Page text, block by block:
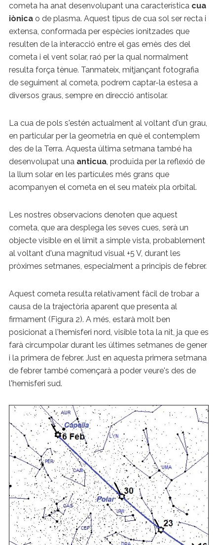
cometa ha anat desenvolupant una característica cua
iònicao de plasma. Aquest tipus de cua sol ser recta i
extensa, conformada per espècies ionitzades que
resulten de la interacció entre el gas emès des del
cometa i el vent solar, raó per la qual normalment
resulta força tènue. Tanmateix, mitjançant fotografia
de seguiment al cometa, podrem captar-la estesa a
diversos graus, sempre en direcció antisolar.
La cua de pols s'estén actualment al voltant d'un grau,
en particular per la geometria en què el contemplem
des de la Terra. Aquesta última setmana també ha
desenvolupat una anticua, produïda per la reflexió de
la llum solar en les partícules més grans que
acompanyen el cometa en el seu mateix pla orbital.
Les nostres observacions denoten que aquest
cometa, que ara desplega les seves cues, serà un
objecte visible en el límit a simple vista, probablement
al voltant d'una magnitud visual +5 V, durant les
pròximes setmanes, especialment a principis de febrer.
Aquest cometa resulta relativament fàcil de trobar a
causa de la trajectòria aparent que presenta al
firmament (Figura 2). A més, estarà molt ben
posicionat a l'hemisferi nord, visible tota la nit, ja que es
farà circumpolar durant les últimes setmanes de gener
i la primera de febrer. Just en aquesta primera setmana
de febrer també començarà a poder veure's des de
l'hemisferi sud.